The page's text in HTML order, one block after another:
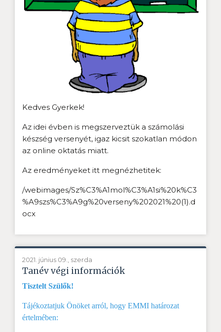
Kedves Gyerkek!
Az idei évben is megszerveztük a számolási
készség versenyét, igaz kicsit szokatlan módon
az online oktatás miatt.
Az eredményeket itt megnézhetitek:
/webimages/Sz%C3%A1mol%C3%A1si%20k%C3
%A9szs%C3%A9g%20verseny%202021%20(1).d
ocx
2021. június 09., szerda
Tanév végi információk
Tisztelt Szülők!
Tájékoztatjuk Önöket arról, hogy EMMI határozat
értelmében: